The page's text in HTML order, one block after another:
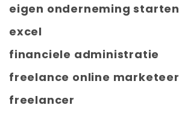
eigen onderneming starten
excel
financiele administratie
freelance online marketeer
freelancer